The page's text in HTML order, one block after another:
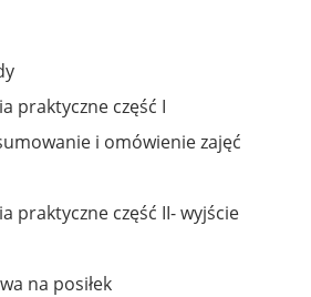
praktyczne część I
i omówienie zajęć
praktyczne część II- wyjście
na posiłek